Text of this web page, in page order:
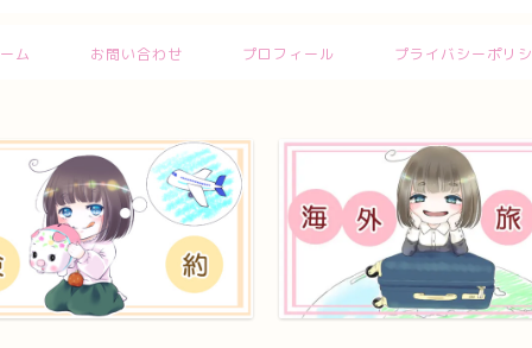
ム お問い合わせ プロフィール プライバシーポリ